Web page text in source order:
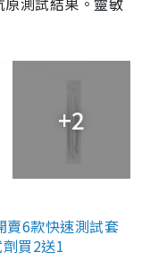
+2
賣6款快速測試套
買2送1